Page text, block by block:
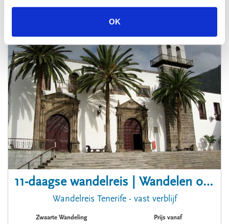
OK
11-daagse wandelreis | Wandelen op Tenerife
Wandelreis Tenerife - vast verblijf
Zwaarte Wandeling Prijs vanaf